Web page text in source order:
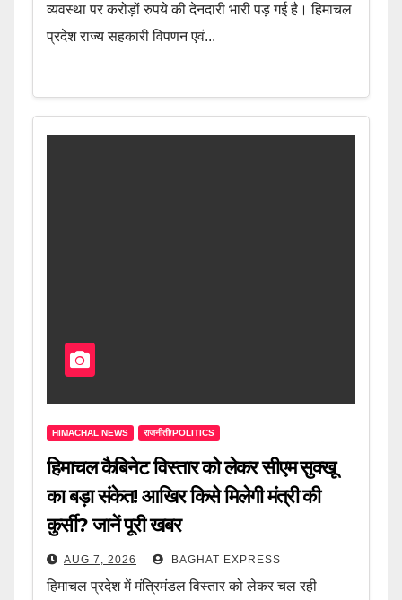
व्यवस्था पर करोड़ों रुपये की देनदारी भारी पड़ गई है। हिमाचल
प्रदेश राज्य सहकारी विपणन एवं...
HIMACHAL NEWS राजनीती/POLITICS
हिमाचल कैबिनेट विस्तार को लेकर सीएम सुक्खू
का बड़ा संकेत! आखिर किसे मिलेगी मंत्री की
कुर्सी? जानें पूरी खबर
AUG 7, 2026 BAGHAT EXPRESS
हिमाचल प्रदेश में मंत्रिमंडल विस्तार को लेकर चल रही